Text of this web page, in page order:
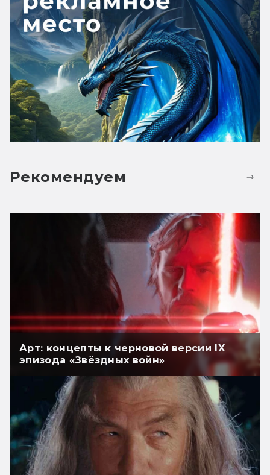
Рекомендуем
Арт: концепты к черновой версии IX
эпизода «Звёздных войн»